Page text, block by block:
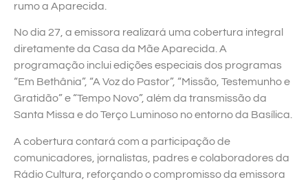
rumo a Aparecida.
No dia 27, a emissora realizará uma cobertura integral
diretamente da Casa da Mãe Aparecida. A
programação inclui edições especiais dos programas
“Em Bethânia”, “A Voz do Pastor”, “Missão, Testemunho e
Gratidão” e “Tempo Novo”, além da transmissão da
Santa Missa e do Terço Luminoso no entorno da Basílica.
A cobertura contará com a participação de
comunicadores, jornalistas, padres e colaboradores da
Rádio Cultura, reforçando o compromisso da emissora